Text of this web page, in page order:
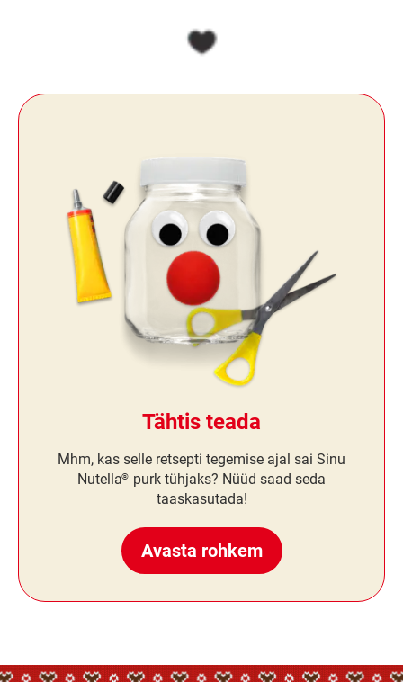
Tähtis teada
Mhm, kas selle retsepti tegemise ajal sai Sinu
Nutella® purk tühjaks? Nüüd saad seda
taaskasutada!
Avasta rohkem